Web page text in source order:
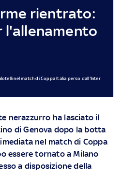
rientrato:
l'allenamento
nel match di Coppa Italia perso dall'Inter
nerazzurro ha lasciato il
di Genova dopo la botta
nel match di Coppa
essere tornato a Milano
a disposizione della